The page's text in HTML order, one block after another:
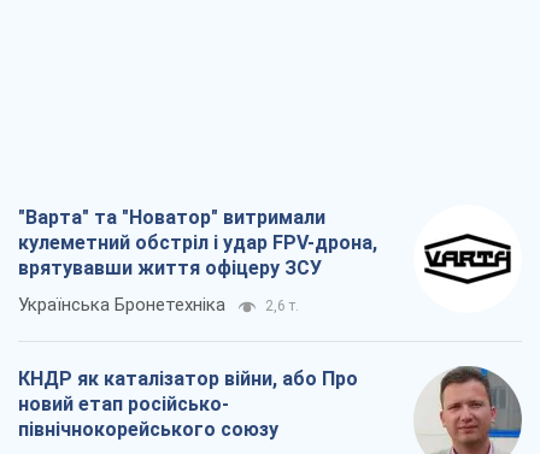
"Варта" та "Новатор" витримали
кулеметний обстріл і удар FPV-дрона,
врятувавши життя офіцеру ЗСУ
Українська Бронетехніка 2,6 т.
КНДР як каталізатор війни, або Про
новий етап російсько-
північнокорейського союзу